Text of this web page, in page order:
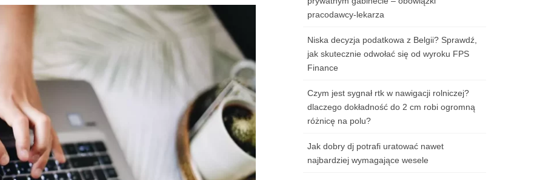
pracodawcy-lekarza
Niska decyzja podatkowa z Belgii? Sprawdź,
jak skutecznie odwołać się od wyroku FPS
Finance
Czym jest sygnał rtk w nawigacji rolniczej?
dlaczego dokładność do 2 cm robi ogromną
różnicę na polu?
Jak dobry dj potrafi uratować nawet
najbardziej wymagające wesele